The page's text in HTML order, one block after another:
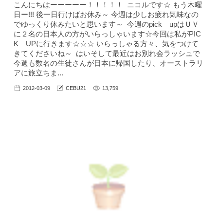
こんにちはーーーーー！！！！！ ニコルです☆ もう木曜
日ー!!! 後一日行けばお休み～ 今週は少しお疲れ気味なの
でゆっくり休みたいと思います～ 今週のpick upはＵＶ
に２名の日本人の方がいらっしゃいます☆今回は私がPIC
K UPに行きます☆☆☆ いらっしゃる方々、気をつけて
きてくださいね～ はいそして最近はお別れ会ラッシュで
今週も数名の生徒さんが日本に帰国したり、オーストラリ
アに旅立ちま...
2012-03-09 CEBU21 13,759